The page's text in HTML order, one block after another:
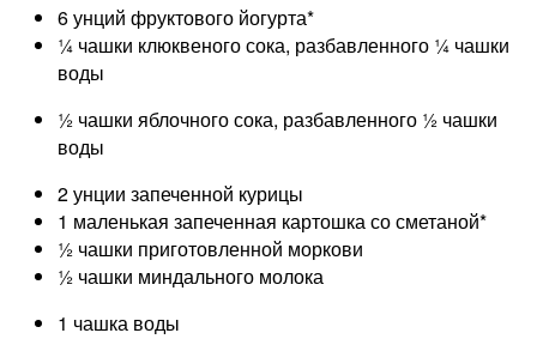
6 унций фруктового йогурта*
¼ чашки клюквеного сока, разбавленного ¼ чашки
воды
½ чашки яблочного сока, разбавленного ½ чашки
воды
2 унции запеченной курицы
1 маленькая запеченная картошка со сметаной*
½ чашки приготовленной моркови
½ чашки миндального молока
1 чашка воды